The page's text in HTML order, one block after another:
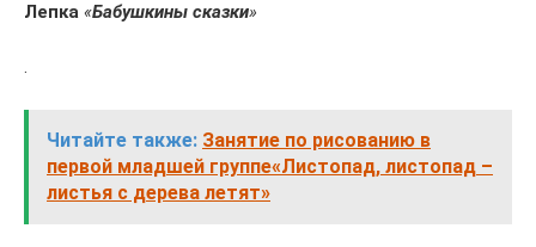
Лепка «Бабушкины сказки»
.
Читайте также: Занятие по рисованию в
первой младшей группе«Листопад, листопад –
листья с дерева летят»